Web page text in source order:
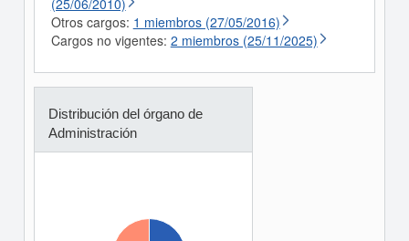
(25/06/2010)
Otros cargos: 1 miembros (27/05/2016)
Cargos no vigentes: 2 miembros (25/11/2025)
Distribución del órgano de
Administración